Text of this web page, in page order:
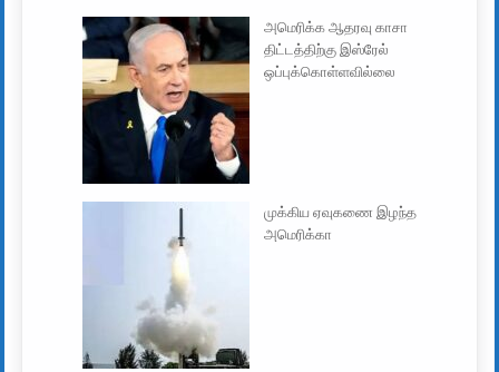
அமெரிக்க ஆதரவு காசா
திட்டத்திற்கு இஸ்ரேல்
ஒப்புக்கொள்ளவில்லை
முக்கிய ஏவுகணை இழந்த
அமெரிக்கா